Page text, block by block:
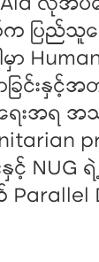
ပြည်သူတွ
ြင်းနှင့်
းအရ အသုံ
ရဲ့